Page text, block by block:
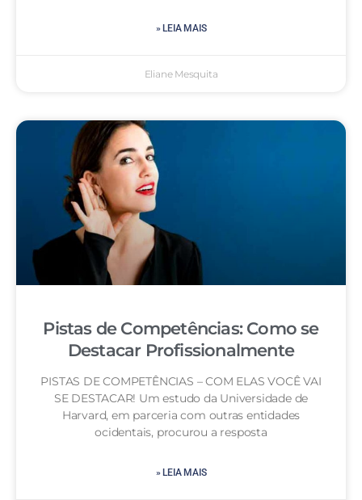
» LEIA MAIS
Eliane Mesquita
Pistas de Competências: Como se
Destacar Profissionalmente
PISTAS DE COMPETÊNCIAS – COM ELAS VOCÊ VAI
SE DESTACAR! Um estudo da Universidade de
Harvard, em parceria com outras entidades
ocidentais, procurou a resposta
» LEIA MAIS